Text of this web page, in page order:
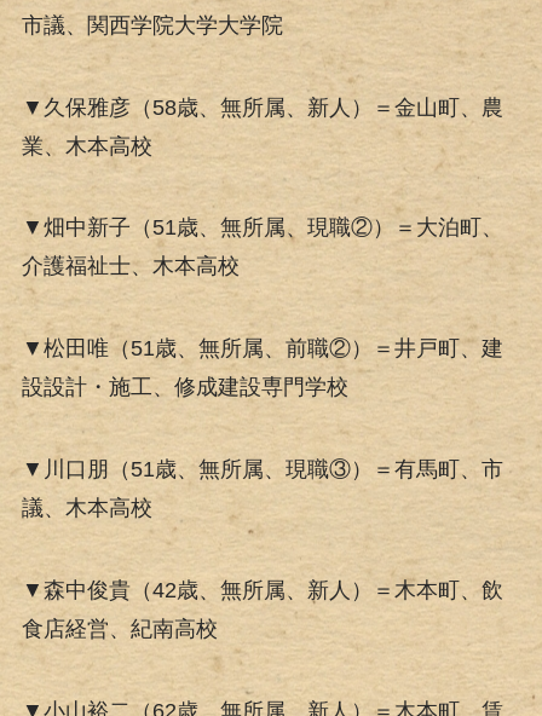
市議、関西学院大学大学院
▼久保雅彦（58歳、無所属、新人）＝金山町、農
業、木本高校
▼畑中新子（51歳、無所属、現職②）＝大泊町、
介護福祉士、木本高校
▼松田唯（51歳、無所属、前職②）＝井戸町、建
設設計・施工、修成建設専門学校
▼川口朋（51歳、無所属、現職③）＝有馬町、市
議、木本高校
▼森中俊貴（42歳、無所属、新人）＝木本町、飲
食店経営、紀南高校
▼小山裕二（62歳、無所属、新人）＝木本町、賃